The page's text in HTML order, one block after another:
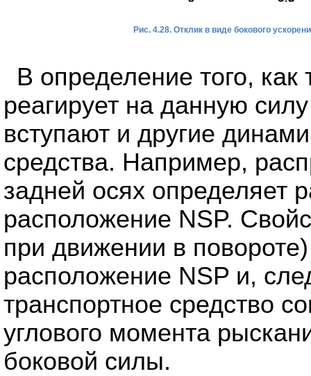
Рис. 4.28. Отклик в виде бокового
В определение того, как
реагирует на данную
вступают и другие
средства. Например,
задней осях определяет
расположение NSP.
при движении в
расположение NSP и,
транспортное средство
углового момента
боковой силы.